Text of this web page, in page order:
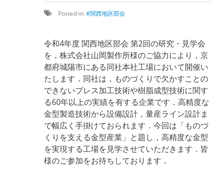
Posted in: 関西地区部会
令和4年度関西地区部会 第2回の研究・見学会
を，株式会社山岡製作所様のご協力により，京
都府城陽市にある同社本社工場において開催い
たします． 同社は，ものづくりで欠かすことの
できないプレス加工技術や樹脂成型技術に関す
る60年以上の実績を有する企業です．高精度な
金型製造技術から設備設計，量産ライン設計ま
で幅広く手掛けておられます．今回は「ものづ
くりを支える金型産業 」と題し，高精度な金型
を実現する工場を見学させていただきます．皆
様のご参加をお待ちしております ．